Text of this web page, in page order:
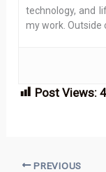
technology, and
my work. Outside
Post Views:
PREVIOUS